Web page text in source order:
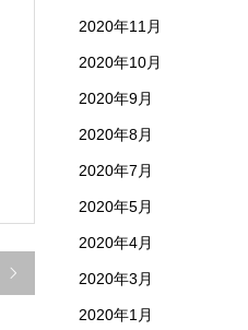

2020年11月
2020年10月
2020年9月
2020年8月
2020年7月
2020年5月
2020年4月
2020年3月
2020年1月